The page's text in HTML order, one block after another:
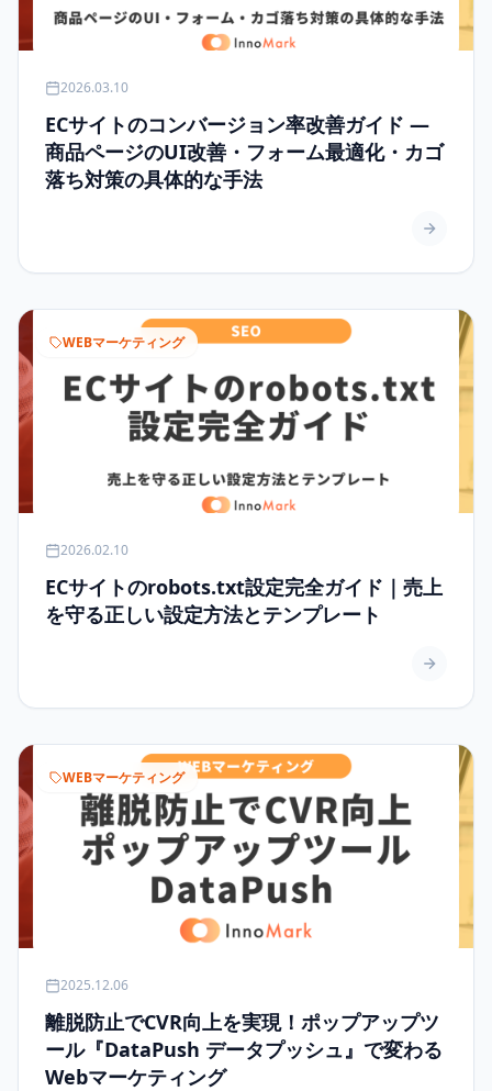
2026.03.10
ECサイトのコンバージョン率改善ガイド —
商品ページのUI改善・フォーム最適化・カゴ
落ち対策の具体的な手法
WEBマーケティング
2026.02.10
ECサイトのrobots.txt設定完全ガイド｜売上
を守る正しい設定方法とテンプレート
WEBマーケティング
2025.12.06
離脱防止でCVR向上を実現！ポップアップツ
ール『DataPush データプッシュ』で変わる
Webマーケティング